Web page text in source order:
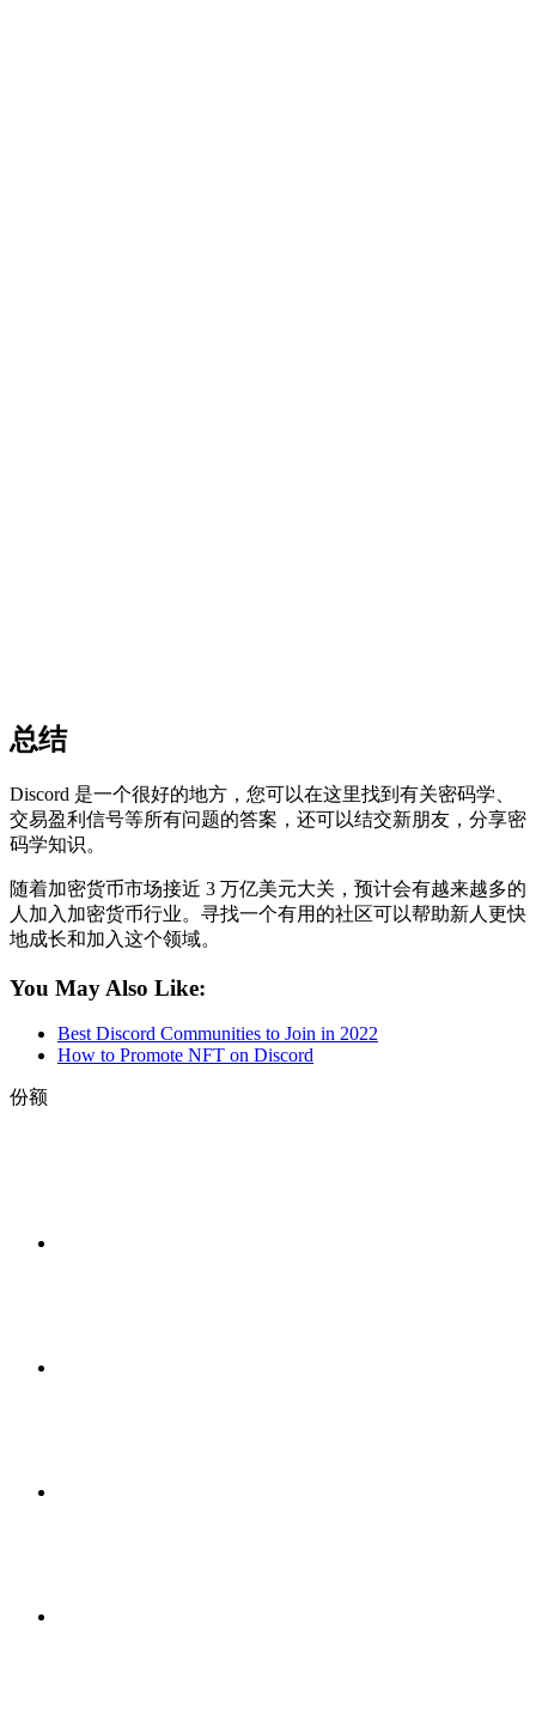
总结
Discord 是一个很好的地方，您可以在这里找到有关密码学、
交易盈利信号等所有问题的答案，还可以结交新朋友，分享密
码学知识。
随着加密货币市场接近 3 万亿美元大关，预计会有越来越多的
人加入加密货币行业。寻找一个有用的社区可以帮助新人更快
地成长和加入这个领域。
You May Also Like:
Best Discord Communities to Join in 2022
How to Promote NFT on Discord
份额